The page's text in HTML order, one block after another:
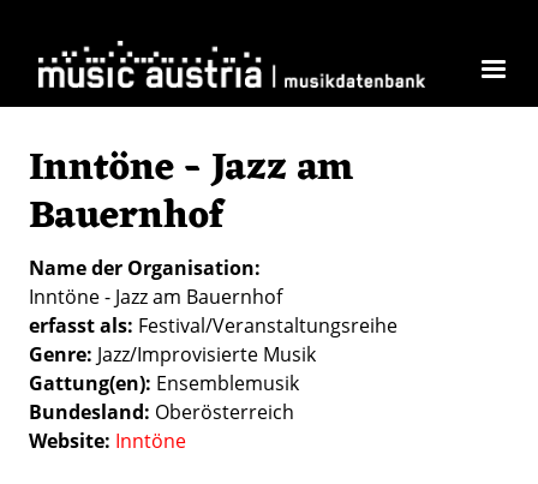
Inntöne - Jazz am
Bauernhof
Name der Organisation
Inntöne - Jazz am Bauernhof
erfasst als Festival/Veranstaltungsreihe
Genre Jazz/Improvisierte Musik
Gattung(en) Ensemblemusik
Bundesland Oberösterreich
Website Inntöne